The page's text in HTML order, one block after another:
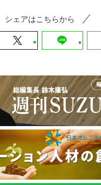
シェアはこちらから